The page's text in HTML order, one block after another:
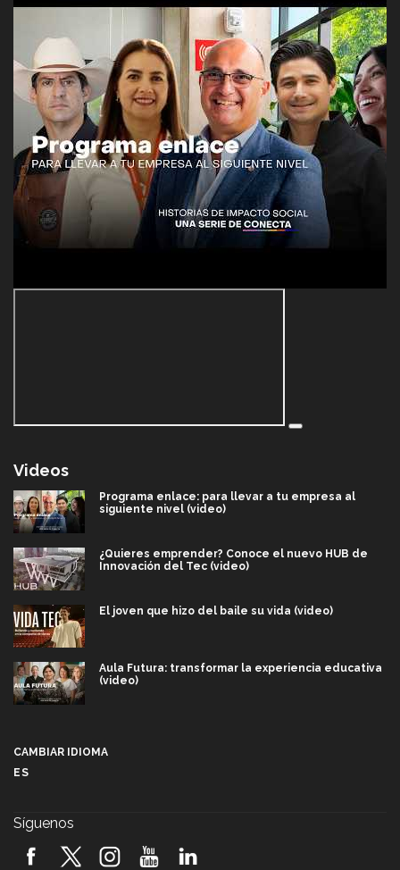
Videos
Programa enlace: para llevar a tu empresa al
siguiente nivel (video)
¿Quieres emprender? Conoce el nuevo HUB de
Innovación del Tec (video)
El joven que hizo del baile su vida (video)
Aula Futura: transformar la experiencia educativa
(video)
2026! (video)
CAMBIAR IDIOMA
ES
Síguenos